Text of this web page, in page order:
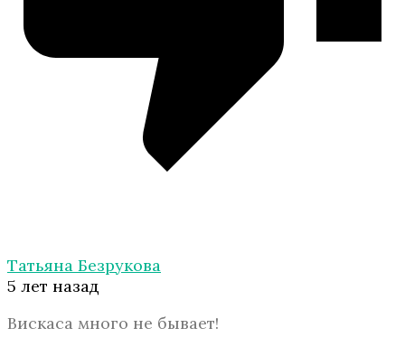
Татьяна Безрукова
5 лет назад
Вискаса много не бывает!